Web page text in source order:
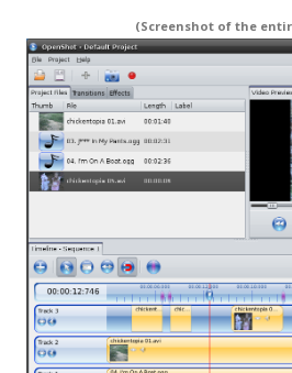
(Screenshot of the